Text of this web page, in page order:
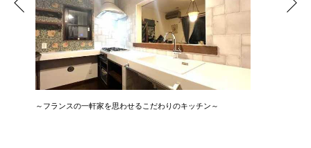
～フランスの一軒家を思わせるこだわりのキッチン～